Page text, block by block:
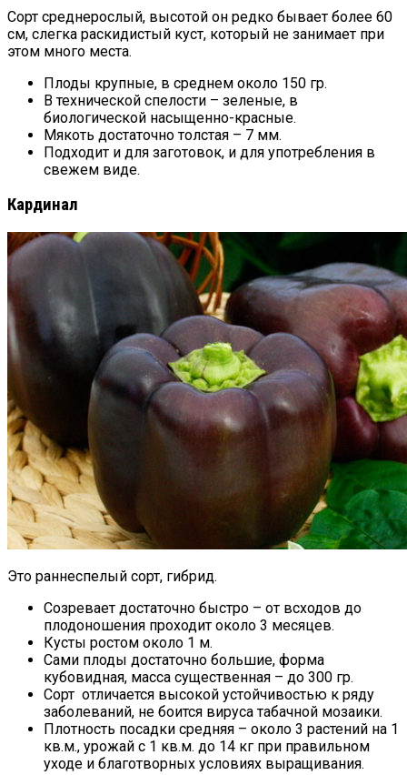
Сорт среднерослый, высотой он редко бывает более 60
см, слегка раскидистый куст, который не занимает при
этом много места.
Плоды крупные, в среднем около 150 гр.
В технической спелости – зеленые, в
биологической насыщенно-красные.
Мякоть достаточно толстая – 7 мм.
Подходит и для заготовок, и для употребления в
свежем виде.
Кардинал
Это раннеспелый сорт, гибрид.
Созревает достаточно быстро – от всходов до
плодоношения проходит около 3 месяцев.
Кусты ростом около 1 м.
Сами плоды достаточно большие, форма
кубовидная, масса существенная – до 300 гр.
Сорт отличается высокой устойчивостью к ряду
заболеваний, не боится вируса табачной мозаики.
Плотность посадки средняя – около 3 растений на 1
кв.м., урожай с 1 кв.м. до 14 кг при правильном
уходе и благотворных условиях выращивания.